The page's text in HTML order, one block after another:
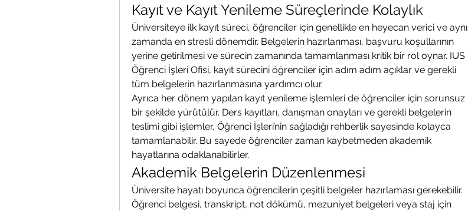
Kayıt ve Kayıt Yenileme Süreçlerinde Kolaylık
Üniversiteye ilk kayıt süreci, öğrenciler için genellikle en heyecan verici ve aynı
zamanda en stresli dönemdir. Belgelerin hazırlanması, başvuru koşullarının
yerine getirilmesi ve sürecin zamanında tamamlanması kritik bir rol oynar. IUS
Öğrenci İşleri Ofisi, kayıt sürecini öğrenciler için adım adım açıklar ve gerekli
tüm belgelerin hazırlanmasına yardımcı olur.
Ayrıca her dönem yapılan kayıt yenileme işlemleri de öğrenciler için sorunsuz
bir şekilde yürütülür. Ders kayıtları, danışman onayları ve gerekli belgelerin
teslimi gibi işlemler, Öğrenci İşleri’nin sağladığı rehberlik sayesinde kolayca
tamamlanabilir. Bu sayede öğrenciler zaman kaybetmeden akademik
hayatlarına odaklanabilirler.
Akademik Belgelerin Düzenlenmesi
Üniversite hayatı boyunca öğrencilerin çeşitli belgeler hazırlaması gerekebilir.
Öğrenci belgesi, transkript, not dökümü, mezuniyet belgeleri veya staj için